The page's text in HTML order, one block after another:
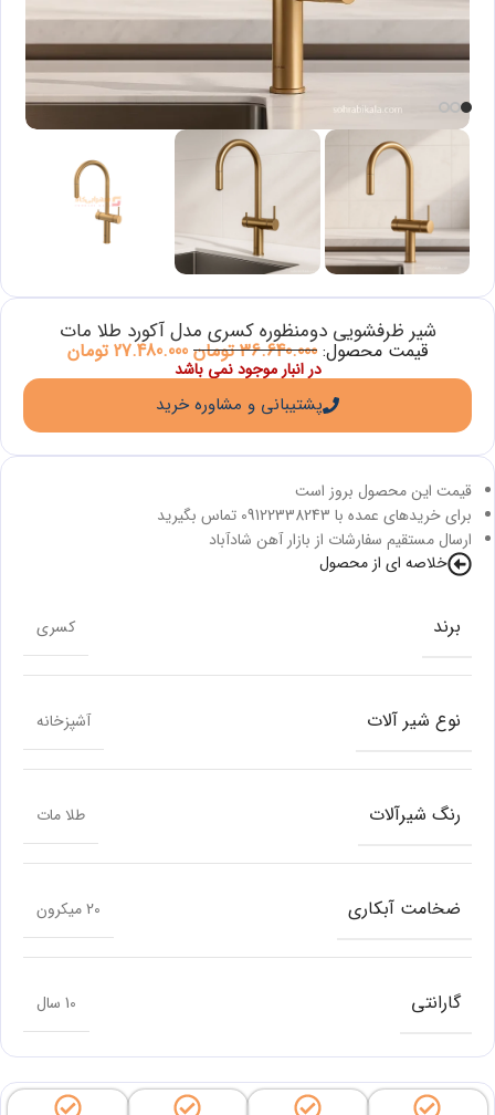
قیمت این محصول بروز است
برای خریدهای عمده با 09122338243 تماس بگیرید
ارسال مستقیم سفارشات از بازار آهن شادآباد
خلاصه ای از محصول
برند کسری
نوع شیر آلات آشپزخانه
رنگ شیرآلات طلا مات
ضخامت آبکاری 20 میکرون
گارانتی 10 سال
شیر ظرفشویی دومنظوره کسری مدل آکورد طلا مات
قیمت محصول: 36.640.000 تومان 27.480.000 تومان
در انبار موجود نمی باشد
پشتیبانی و مشاوره خرید